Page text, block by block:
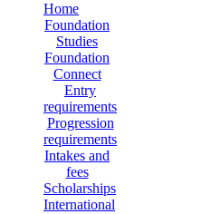
Home
Foundation
Studies
Foundation
Connect
Entry
requirements
Progression
requirements
Intakes and
fees
Scholarships
International